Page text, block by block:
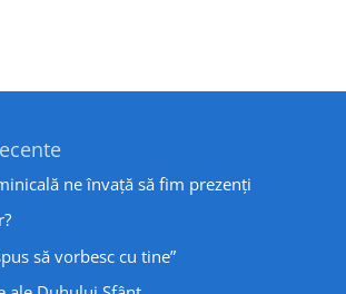
ne învață să fim prezenți
să vorbesc cu tine”